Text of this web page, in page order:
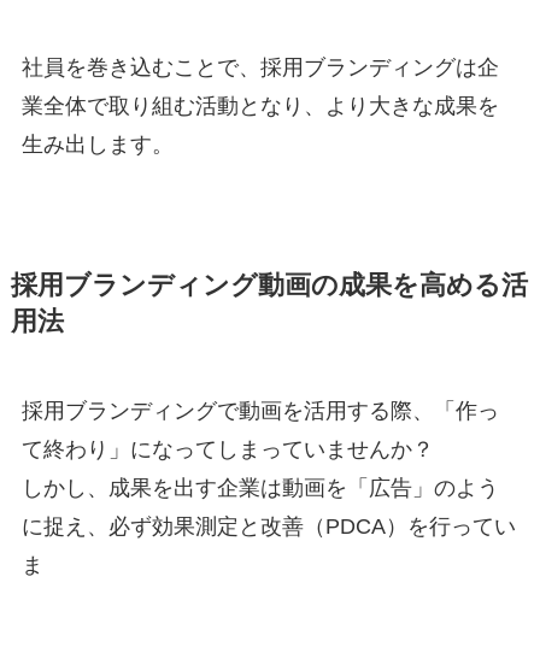
社員を巻き込むことで、採用ブランディングは企
業全体で取り組む活動となり、より大きな成果を
生み出します。
採用ブランディング動画の成果を高める活
用法
採用ブランディングで動画を活用する際、「作っ
て終わり」になってしまっていませんか？
しかし、成果を出す企業は動画を「広告」のよう
に捉え、必ず効果測定と改善（PDCA）を行ってい
ま